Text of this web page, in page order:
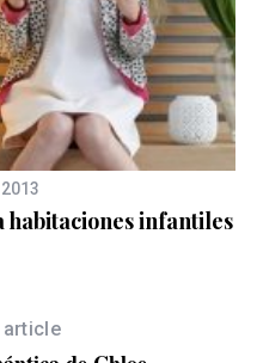
infantiles
article